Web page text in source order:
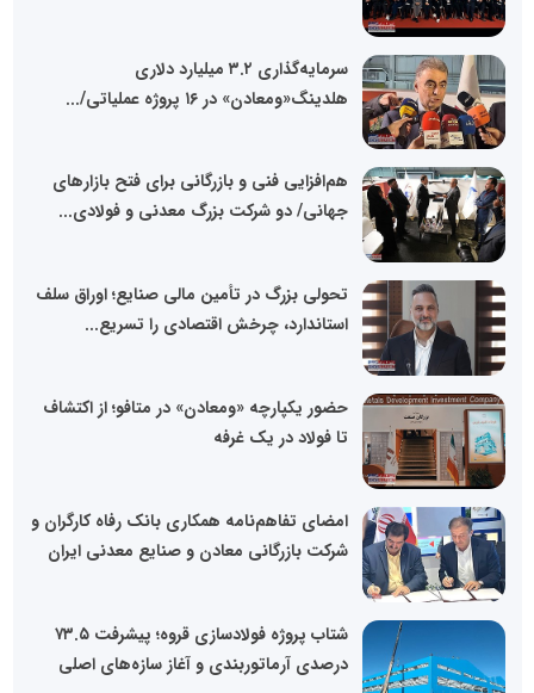
سرمایه‌گذاری ۳.۲ میلیارد دلاری
هلدینگ«ومعادن» در ۱۶ پروژه عملیاتی/...
هم‌افزایی فنی و بازرگانی برای فتح بازارهای
جهانی/ دو شرکت بزرگ معدنی و فولادی...
تحولی بزرگ در تأمین مالی صنایع؛ اوراق سلف
استاندارد، چرخش اقتصادی را تسریع...
حضور یکپارچه «ومعادن» در متافو؛ از اکتشاف
تا فولاد در یک غرفه
امضای تفاهم‌نامه همکاری بانک رفاه کارگران و
شرکت بازرگانی معادن و صنایع معدنی ایران
شتاب پروژه فولادسازی قروه؛ پیشرفت ۷۳.۵
درصدی آرماتوربندی و آغاز سازه‌های اصلی